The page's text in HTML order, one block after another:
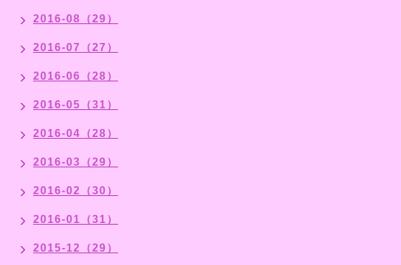
2016-08（29）
2016-07（27）
2016-06（28）
2016-05（31）
2016-04（28）
2016-03（29）
2016-02（30）
2016-01（31）
2015-12（29）